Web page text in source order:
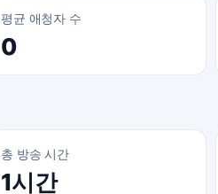
평균 애청자 수
0
총 방송 시간
1시간